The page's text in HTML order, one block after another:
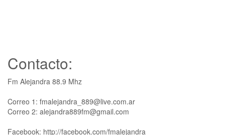
Contacto:
Fm Alejandra 88.9 Mhz
Correo 1: fmalejandra_889@live.com.ar
Correo 2: alejandra889fm@gmail.com
Facebook: http://facebook.com/fmalejandra